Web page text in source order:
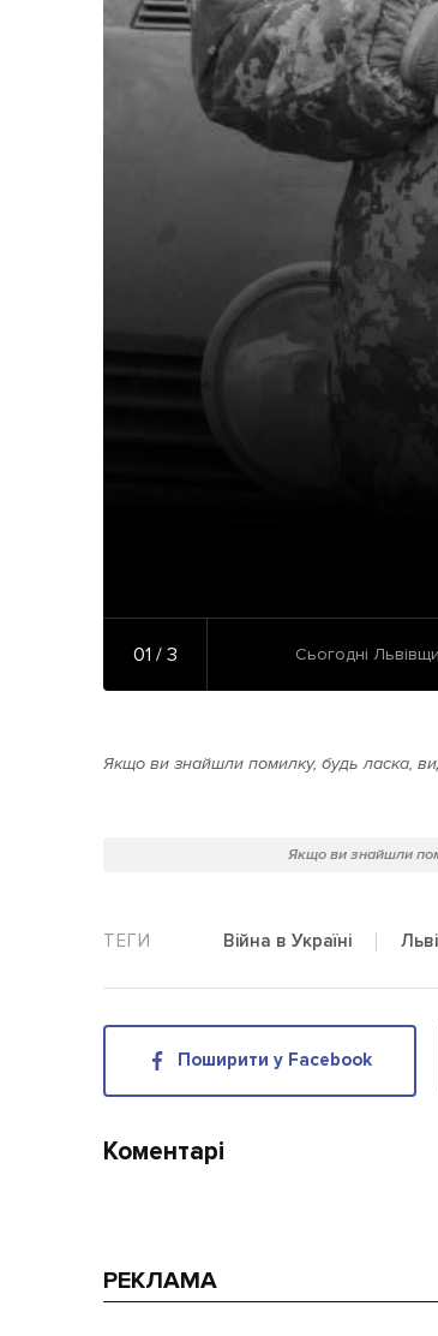
01 / 3 Сьогодні
Якщо ви знайшли помилку, будь ласка,
Якщо ви знайшли
Війна в Україні
Поширити у Facebook
Коментарі
РЕКЛАМА